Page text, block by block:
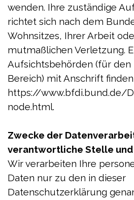
wenden. Ihre zuständige
richtet sich nach dem
Wohnsitzes, Ihrer Arbeit
mutmaßlichen Verletzung.
Aufsichtsbehörden (für
Bereich) mit Anschrift
https://www.bfdi.bund.de/
node.html.
Zwecke der
verantwortliche Stelle
Wir verarbeiten Ihre
Daten nur zu den in dieser
Datenschutzerklärung